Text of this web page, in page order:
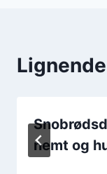
nemt og